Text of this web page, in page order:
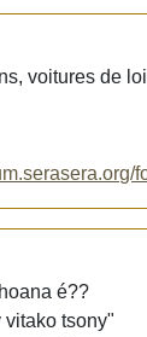
voitures de
é??
vitako tsony"